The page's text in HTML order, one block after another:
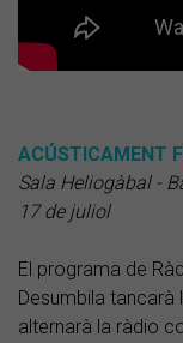
ACÚSTICAMENT
Sala Heliogàbal -
17 de juliol
El programa de
Desumbila tancarà
alternarà la ràdio